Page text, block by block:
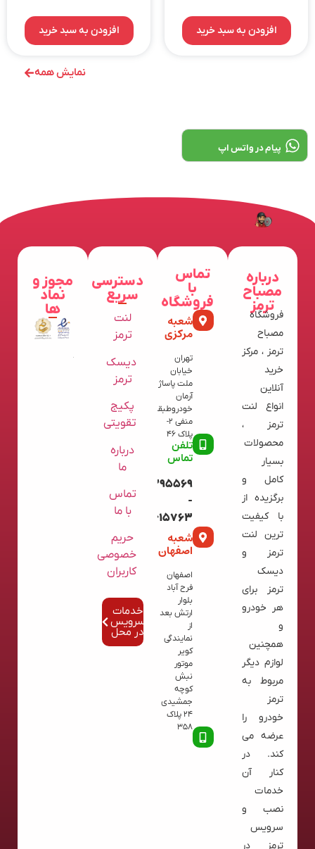
نمایش همه
افزودن به سبد خرید افزودن به سبد خرید
پیام در واتس اپ
درباره
مصباح
ترمز
فروشگاه
مصباح
ترمز ، مرکز
خرید
آنلاین
انواع لنت
ترمز ،
محصولات
بسیار
کامل و
برگزیده از
با کیفیت
ترین لنت
ترمز و
دیسک
ترمز برای
هر خودرو
و
همچنین
لوازم دیگر
مربوط به
ترمز
خودرو را
عرضه می
کند. در
کنار آن
خدمات
نصب و
سرویس
ترمز در
تماس
با
فروشگاه
شعبه
مرکزی
تهران
خیابان
ملت پاساژ
آرمان
خودروطبقه
منفی 2-
پلاک 46
تلفن
تماس
09120395569
-
02136615763
شعبه
اصفهان
اصفهان
فرح آباد
بلوار
ارتش بعد
از
نمایندگی
کویر
موتور
نبش
کوچه
جمشیدی
24 پلاک
358
دسترسی
سریع
لنت
ترمز
دیسک
ترمز
پکیج
تقویتی
درباره
ما
تماس
با ما
حریم
خصوصی
کاربران
خدمات
سرویس
در محل
مجوز و
نماد
ها